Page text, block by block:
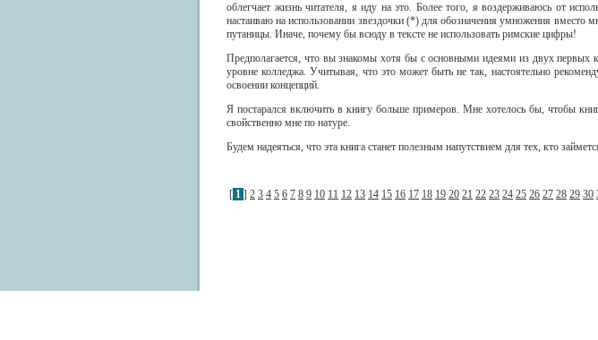
облегчает жизнь читателя, я иду на это. Более того, я воздерживаюсь от
настаиваю на использовании звездочки (*) для обозначения умножения
путаницы. Иначе, почему бы всюду в тексте не использовать римские цифры!
Предполагается, что вы знакомы хотя бы с основными идеями из двух первых
уровне колледжа. Учитывая, что это может быть не так, настоятельно
освоении концепций.
Я постарался включить в книгу больше примеров. Мне хотелось бы, чтобы
свойственно мне по натуре.
Будем надеяться, что эта книга станет полезным напутствием для тех, кто
[ 1 ] 2 3 4 5 6 7 8 9 10 11 12 13 14 15 16 17 18 19 20 21 22 23 24 25 26 27 28 29 30